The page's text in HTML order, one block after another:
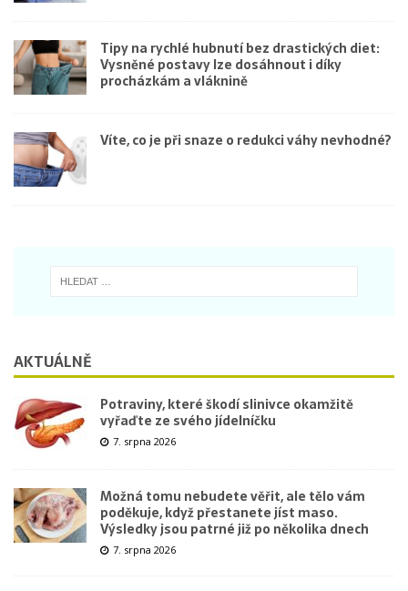
Tipy na rychlé hubnutí bez drastických diet:
Vysněné postavy lze dosáhnout i díky
procházkám a vláknině
Víte, co je při snaze o redukci váhy nevhodné?
AKTUÁLNĚ
Potraviny, které škodí slinivce okamžitě
vyřaďte ze svého jídelníčku
7. srpna 2026
Možná tomu nebudete věřit, ale tělo vám
poděkuje, když přestanete jíst maso.
Výsledky jsou patrné již po několika dnech
7. srpna 2026